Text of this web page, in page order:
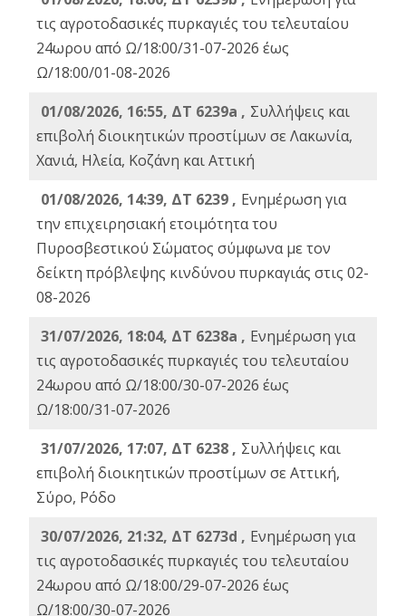
τις αγροτοδασικές πυρκαγιές του τελευταίου
24ωρου από Ω/18:00/31-07-2026 έως
Ω/18:00/01-08-2026
01/08/2026, 16:55, ΔΤ 6239a , Συλλήψεις και
επιβολή διοικητικών προστίμων σε Λακωνία,
Χανιά, Ηλεία, Κοζάνη και Αττική
01/08/2026, 14:39, ΔΤ 6239 , Ενημέρωση για
την επιχειρησιακή ετοιμότητα του
Πυροσβεστικού Σώματος σύμφωνα με τον
δείκτη πρόβλεψης κινδύνου πυρκαγιάς στις 02-
08-2026
31/07/2026, 18:04, ΔΤ 6238a , Ενημέρωση για
τις αγροτοδασικές πυρκαγιές του τελευταίου
24ωρου από Ω/18:00/30-07-2026 έως
Ω/18:00/31-07-2026
31/07/2026, 17:07, ΔΤ 6238 , Συλλήψεις και
επιβολή διοικητικών προστίμων σε Αττική,
Σύρο, Ρόδο
30/07/2026, 21:32, ΔΤ 6273d , Ενημέρωση για
τις αγροτοδασικές πυρκαγιές του τελευταίου
24ωρου από Ω/18:00/29-07-2026 έως
Ω/18:00/30-07-2026